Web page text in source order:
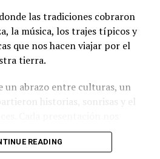
las tradiciones cobraron
la música, los trajes típicos y
que nos hacen viajar por el
tierra.
un abrazo entre culturas, un
historias, sonrisas y el
de lugares diferentes, nos
tradiciones y el deseo de vivir
READING